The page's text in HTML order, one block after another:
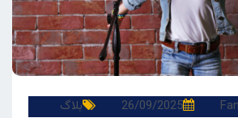
26/09/2025 بلاگ